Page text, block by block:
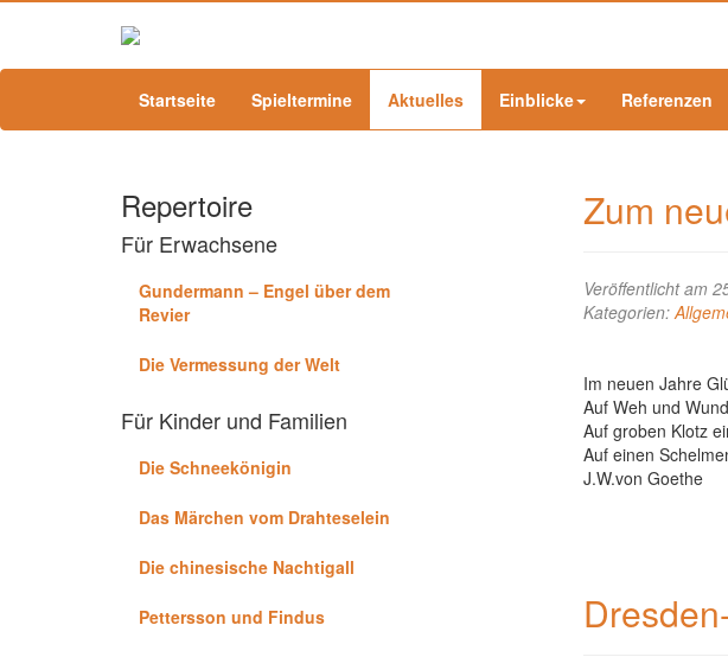
Startseite Spieltermine Aktuelles Einblicke Referenzen
Repertoire
Für Erwachsene
Gundermann – Engel über dem
Revier
Die Vermessung der Welt
Für Kinder und Familien
Die Schneekönigin
Das Märchen vom Drahteselein
Die chinesische Nachtigall
Pettersson und Findus
Zum
Veröffentlicht am
Kategorien:
Im neuen Jahre
Auf Weh und
Auf groben Klotz
Auf einen
J.W.von Goethe